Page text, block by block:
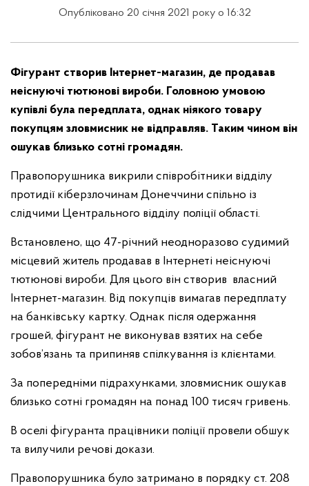
Опубліковано 20 січня 2021 року о 16:32
Фігурант створив Інтернет-магазин, де продавав
неіснуючі тютюнові вироби. Головною умовою
купівлі була передплата, однак ніякого товару
покупцям зловмисник не відправляв. Таким чином він
ошукав близько сотні громадян.
Правопорушника викрили співробітники відділу
протидії кіберзлочинам Донеччини спільно із
слідчими Центрального відділу поліції області.
Встановлено, що 47-річний неодноразово судимий
місцевий житель продавав в Інтернеті неіснуючі
тютюнові вироби. Для цього він створив власний
Інтернет-магазин. Від покупців вимагав передплату
на банківську картку. Однак після одержання
грошей, фігурант не виконував взятих на себе
зобов’язань та припиняв спілкування із клієнтами.
За попередніми підрахунками, зловмисник ошукав
близько сотні громадян на понад 100 тисяч гривень.
В оселі фігуранта працівники поліції провели обшук
та вилучили речові докази.
Правопорушника було затримано в порядку ст. 208